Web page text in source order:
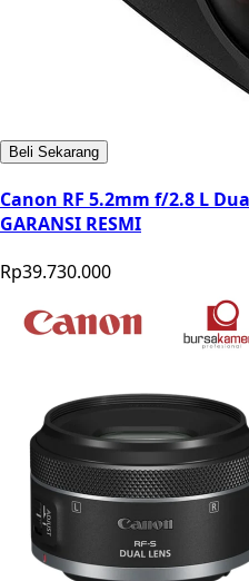
Beli Sekarang
Canon RF 5.2mm f/2.8 L
GARANSI RESMI
Rp39.730.000